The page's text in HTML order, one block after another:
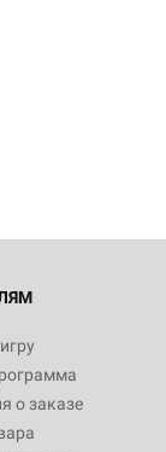
о заказе